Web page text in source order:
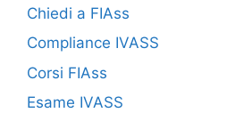
Chiedi a FIAss
Compliance IVASS
Corsi FIAss
Esame IVASS